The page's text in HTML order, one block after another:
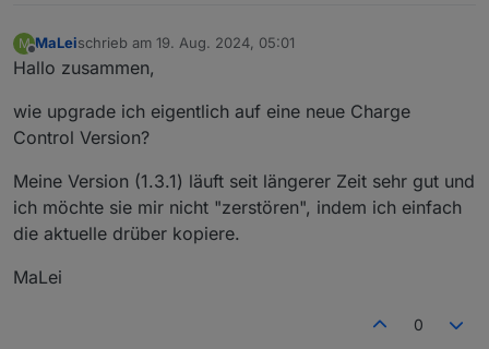
M
Offline
MaLeischrieb am 19. Aug. 2024, 05:01
zuletzt editiert von
Hallo zusammen,
wie upgrade ich eigentlich auf eine neue Charge
Control Version?
Meine Version (1.3.1) läuft seit längerer Zeit sehr gut und
ich möchte sie mir nicht "zerstören", indem ich einfach
die aktuelle drüber kopiere.
MaLei
0